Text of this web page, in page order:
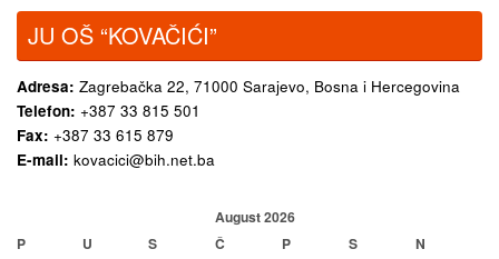
JU OŠ “KOVAČIĆI”
Adresa: Zagrebačka 22, 71000 Sarajevo, Bosna i Hercegovina
Telefon: +387 33 815 501
Fax: +387 33 615 879
E-mail: kovacici@bih.net.ba
August 2026
P
U S Č P S N